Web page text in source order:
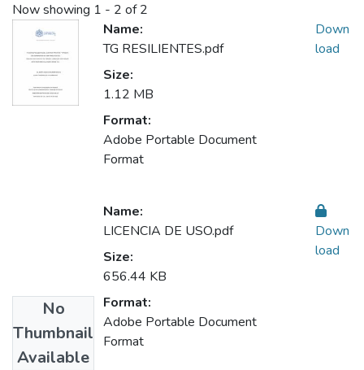
Now showing 1 - 2 of 2
Name:
TG RESILIENTES.pdf
Size:
1.12 MB
Format:
Adobe Portable Document
Format
Down
load
No
Thumbnail
Available
Name:
LICENCIA DE USO.pdf
Size:
656.44 KB
Format:
Adobe Portable Document
Format
Down
load